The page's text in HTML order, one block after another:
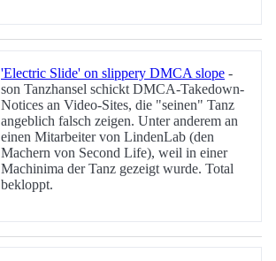
'Electric Slide' on slippery DMCA slope -
son Tanzhansel schickt DMCA-Takedown-
Notices an Video-Sites, die "seinen" Tanz
angeblich falsch zeigen. Unter anderem an
einen Mitarbeiter von LindenLab (den
Machern von Second Life), weil in einer
Machinima der Tanz gezeigt wurde. Total
bekloppt.